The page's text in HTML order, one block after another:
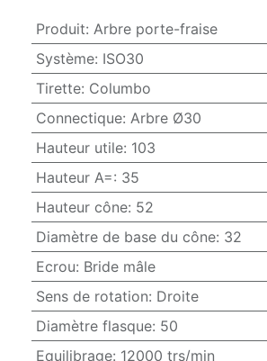
Produit: Arbre porte-fraise
Système: ISO30
Tirette: Columbo
Connectique: Arbre Ø30
Hauteur utile: 103
Hauteur A=: 35
Hauteur cône: 52
Diamètre de base du cône: 32
Ecrou: Bride mâle
Sens de rotation: Droite
Diamètre flasque: 50
Equilibrage: 12000 trs/min